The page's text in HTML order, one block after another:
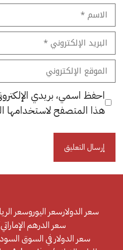
الاسم
البريد
الإلكتروني
الموقع
الإلكتروني
احفظ اسمي، بريدي
هذا المتصفح لاستخدامها
سعر الدولارسعر اليوروسعر
سعر الدرهم الإماراتي
سعر الدولار في السوق